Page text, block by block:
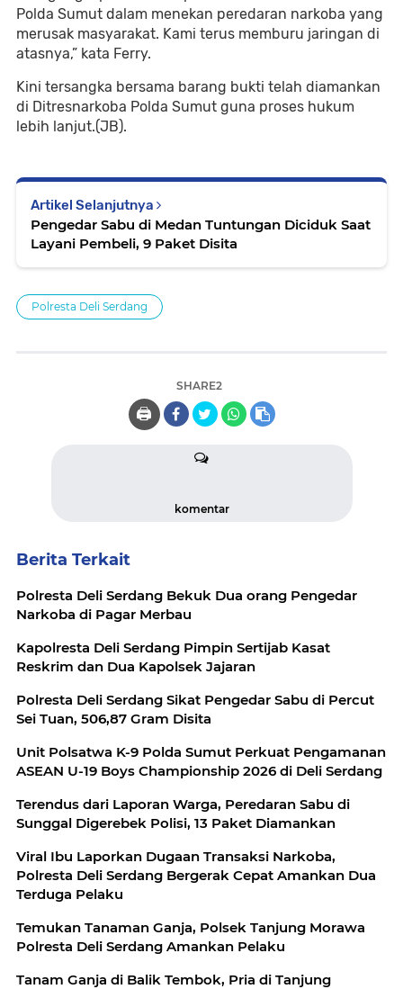
Polda Sumut dalam menekan peredaran narkoba yang
merusak masyarakat. Kami terus memburu jaringan di
atasnya,” kata Ferry.
Kini tersangka bersama barang bukti telah diamankan
di Ditresnarkoba Polda Sumut guna proses hukum
lebih lanjut.(JB).
Artikel Selanjutnya
Pengedar Sabu di Medan Tuntungan Diciduk Saat
Layani Pembeli, 9 Paket Disita
Polresta Deli Serdang
SHARE2
🖨️
komentar
Berita Terkait
Polresta Deli Serdang Bekuk Dua orang Pengedar
Narkoba di Pagar Merbau
Kapolresta Deli Serdang Pimpin Sertijab Kasat
Reskrim dan Dua Kapolsek Jajaran
Polresta Deli Serdang Sikat Pengedar Sabu di Percut
Sei Tuan, 506,87 Gram Disita
Unit Polsatwa K-9 Polda Sumut Perkuat Pengamanan
ASEAN U-19 Boys Championship 2026 di Deli Serdang
Terendus dari Laporan Warga, Peredaran Sabu di
Sunggal Digerebek Polisi, 13 Paket Diamankan
Viral Ibu Laporkan Dugaan Transaksi Narkoba,
Polresta Deli Serdang Bergerak Cepat Amankan Dua
Terduga Pelaku
Temukan Tanaman Ganja, Polsek Tanjung Morawa
Polresta Deli Serdang Amankan Pelaku
Tanam Ganja di Balik Tembok, Pria di Tanjung